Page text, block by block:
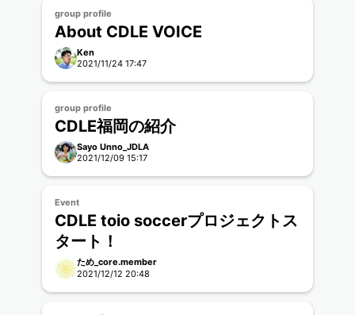
group profile
About CDLE VOICE
Ken
2021/11/24 17:47
group profile
CDLE福岡の紹介
Sayo Unno_JDLA
2021/12/09 15:17
Event
CDLE toio soccerプロジェクトス
タート！
ため_core.member
2021/12/12 20:48